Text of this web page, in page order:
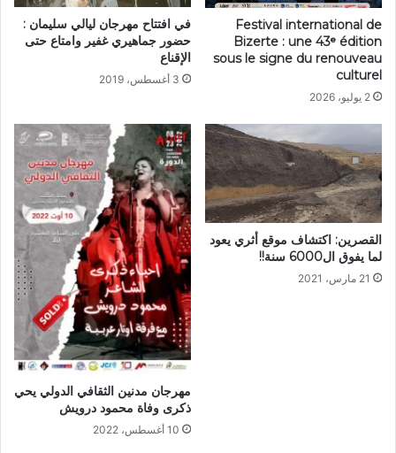
Festival international de
Bizerte : une 43ᵉ édition
sous le signe du renouveau
culturel
2 يوليو، 2026
في افتتاح مهرجان ليالي سليمان :
حضور جماهيري غفير وامتاع حتى
الإقناع
3 أغسطس، 2019
القصرين: اكتشاف موقع أثري يعود
لما يفوق ال6000 سنة!!
21 مارس، 2021
مهرجان مدنين الثقافي الدولي يحي
ذكرى وفاة محمود درويش
10 أغسطس، 2022